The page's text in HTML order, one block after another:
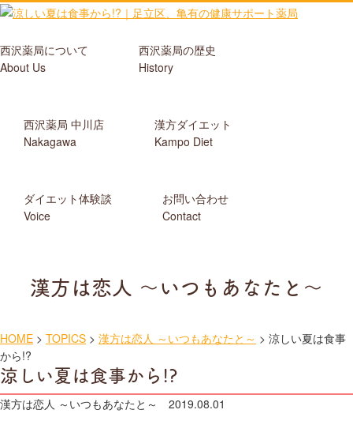
西沢薬局について
About Us
西沢薬局の歴史
History
西沢薬局 中川店
Nakagawa
漢方ダイエット
Kampo Diet
ダイエット体験談
Voice
お問い合わせ
Contact
漢方は恋人 ～いつもあなたと～
HOME > TOPICS > 漢方は恋人 ～いつもあなたと～ > 涼しい夏は食事
から!?
涼しい夏は食事から!?
漢方は恋人 ～いつもあなたと～ 2019.08.01